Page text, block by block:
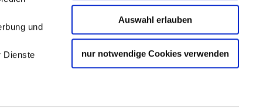
und
Dienste
Auswahl erlauben
nur notwendige Cookies verwenden